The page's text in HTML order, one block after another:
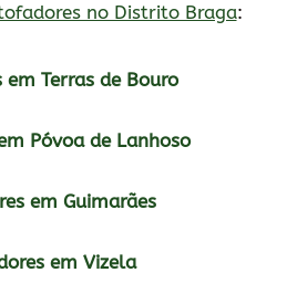
no Distrito Braga:
em Terras de Bouro
Póvoa de Lanhoso
em Guimarães
em Vizela